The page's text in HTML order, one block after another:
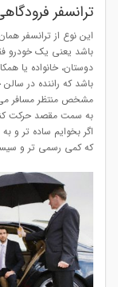
ترانسفر
این نوع از ترانسفر
باشد یعنی یک خودرو
دوستان، خانواده یا
باشد که راننده در
مشخص منتظر مسافر می
به سمت مقصد حرکت
اگر بخوایم ساده تر
که کمی رسمی تر و